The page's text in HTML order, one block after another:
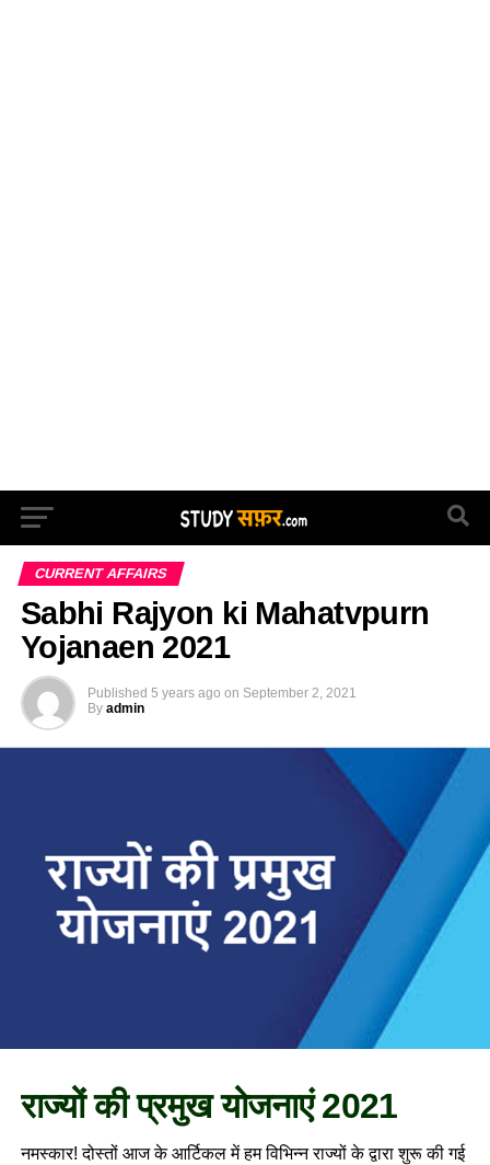
CURRENT AFFAIRS
Sabhi Rajyon ki Mahatvpurn
Yojanaen 2021
Published 5 years ago on September 2, 2021
By admin
राज्यों की प्रमुख योजनाएं 2021
नमस्कार! दोस्तों आज के आर्टिकल में हम विभिन्न राज्यों के द्वारा शुरू की गई